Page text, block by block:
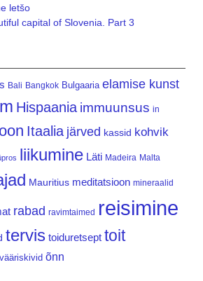
letšo
capital of Slovenia. Part 3
Bali Bangkok Bulgaaria elamise kunst
Hispaania immuunsus in
Itaalia järved kassid kohvik
liikumine Läti Madeira Malta
Mauritius meditatsioon mineraalid
rabad ravimtaimed reisimine
tervis toiduretsept toit
vääriskivid õnn